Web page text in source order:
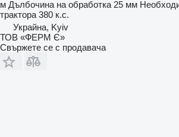
м Дълбочина на обработка 25 мм
трактора 380 к.с.
Украйна, Kyiv
ТОВ «ФЕРМ Є»
Свържете се с продавача